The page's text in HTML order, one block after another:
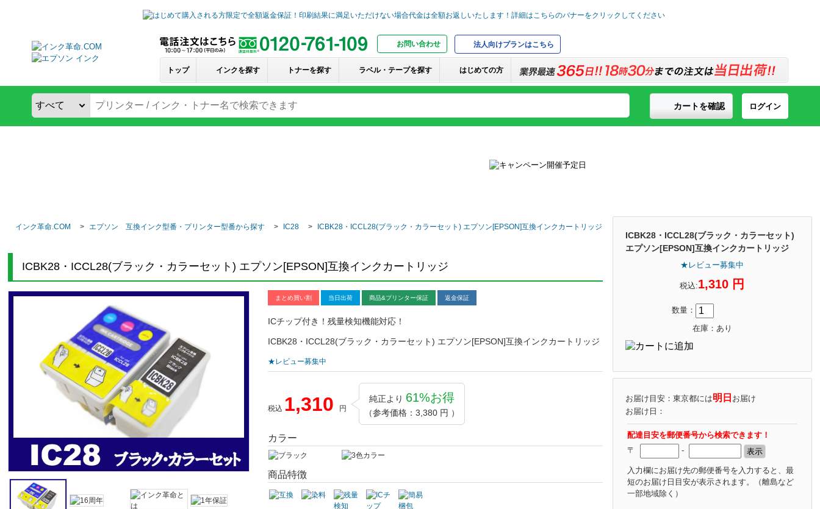
お問い合わせ 法人向けプランはこちら
トップ インクを探す トナーを探す ラベル・テープを探す はじめての方
ログイン
カートを確認
インク革命.COM エプソン 互換インク型番・プリンター型番から探す IC28 ICBK28・ICCL28(ブラック・カラーセット) エプソン[EPSON]互換インクカートリッジ
ICBK28・ICCL28(ブラック・カラーセット)
エプソン[EPSON]互換インクカートリッジ
★レビュー募集中
税込:1,310 円
数量：
在庫：あり
お届け目安：東京都には明日 お届け
お届け日：
配達目安を郵便番号から検索できます！
〒
-
入力欄にお届け先の郵便番号を入力すると、最
短のお届け日目安が表示されます。
（離島など
一部地域除く）
ICBK28・ICCL28(ブラック・カラーセット) エプソン[EPSON]互換インクカートリッジ
まとめ買い割 当日出荷 商品&プリンター保証 返金保証
ICチップ付き！残量検知機能対応！
ICBK28・ICCL28(ブラック・カラーセット) エプソン[EPSON]互換インクカートリッジ
★レビュー募集中
税込 1,310 円
純正より 61%お得
（参考価格：3,380 円 ）
カラー
商品特徴